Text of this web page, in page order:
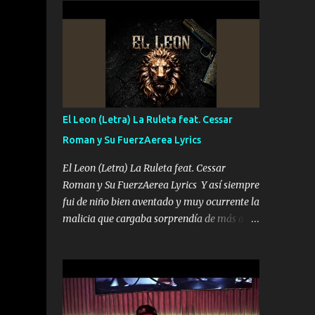
por el interés P...
inteligente junto con su hermano el TRES
blindado el Estado tiene andan ESPERANDO
al UNO QUE PRONTO ESTARÁ PRESENTE
Que no falten las bucanas ni tampoco las
mujeres porque es platica de grandes por eso
hay que estar alegres doy las instrucciones
para atender los deberes Música Si es que
salta algún problema de confianza tengo
gente ahí está el Hombre Cuarenta y
también Pariente 7 arreglan cualquier
problema no más es cuestión que ordené
NOS HACE FALTA UN HERMANO DE CLAVE
SIEMPRE VIO POR LA FAMILIA PARA QUE
SIGA EL LEGADO Es el DOS de los
HERMANOS un cerebro inteligente y com...
El Leon (Letra) La Ruleta feat. Cessar
Roman y Su FuerzAerea Lyrics
El Leon (Letra) La Ruleta feat. Cessar
Roman y Su FuerzAerea Lyrics Y así siempre
fui de niño bien aventado y muy ocurrente la
malicia que cargaba sorprendía de más a la
Tranquilo me la navego ando en lo mío sin
ni un pendiente si hay problemas lo